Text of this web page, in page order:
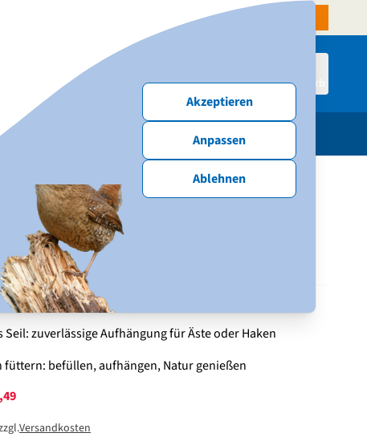
Akzeptieren
Anpassen
Ablehnen
NABU-Website Spenden & Mitmachen
Anmelden Warenkorb
Neu & Angebote
Reno
nachfüllen: Dach anheben und befüllen
Seil: zuverlässige Aufhängung für Äste oder Haken
füttern: befüllen, aufhängen, Natur genießen
,49
Versandkosten